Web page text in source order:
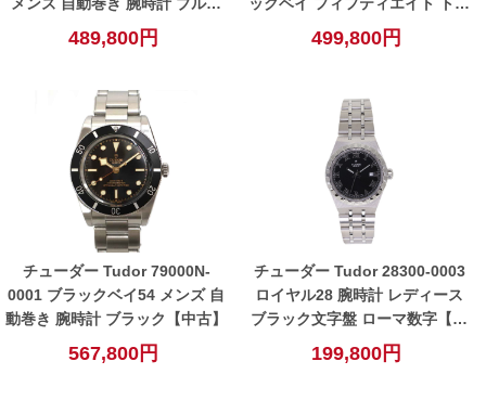
メンズ 自動巻き 腕時計 ブルー
【中古】
489,800円
ックベイ フィフティエイト トー
プ メンズ 自動巻き 【中古】
499,800円
チューダー Tudor 79000N-
0001 ブラックベイ54 メンズ 自
動巻き 腕時計 ブラック【中古】
567,800円
チューダー Tudor 28300-0003
ロイヤル28 腕時計 レディース
ブラック文字盤 ローマ数字【中
古】
199,800円